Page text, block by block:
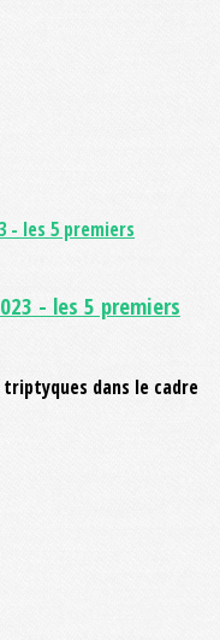
- les 5 premiers
dans le cadre